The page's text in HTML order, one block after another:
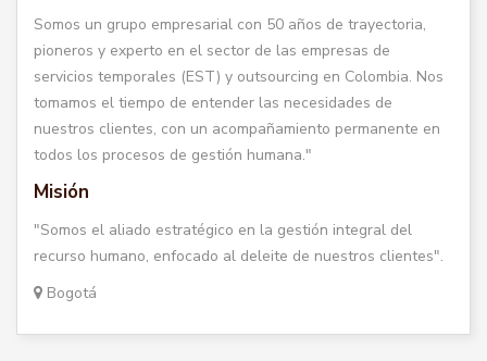
Somos un grupo empresarial con 50 años de trayectoria,
pioneros y experto en el sector de las empresas de
servicios temporales (EST) y outsourcing en Colombia. Nos
tomamos el tiempo de entender las necesidades de
nuestros clientes, con un acompañamiento permanente en
todos los procesos de gestión humana."
Misión
"Somos el aliado estratégico en la gestión integral del
recurso humano, enfocado al deleite de nuestros clientes".
Bogotá